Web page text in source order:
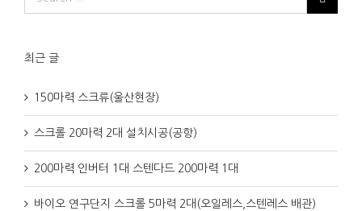
최근 글
150마력 스크류(울산현장)
스크롤 20마력 2대 설치시공(공항)
200마력 인버터 1대 스텐다드 200마력 1대
바이오 연구단지 스크롤 5마력 2대(오일레스,스텐레스 배관)